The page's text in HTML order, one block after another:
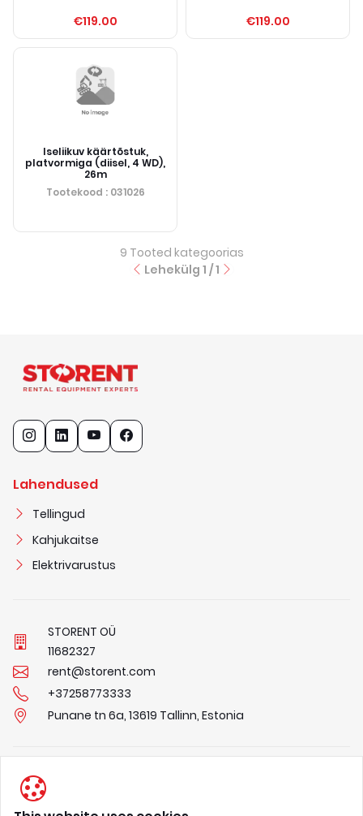
€119.00 €119.00
Iseliikuv käärtõstuk,
platvormiga (diisel, 4 WD),
26m
Tootekood : 031026
9 Tooted kategoorias
Lehekülg 1 /1
Lahendused
Tellingud
Kahjukaitse
Elektrivarustus
STORENT OÜ
11682327
rent@storent.com
+37258773333
Punane tn 6a, 13619 Tallinn, Estonia
Privaatsuspõhimõtted